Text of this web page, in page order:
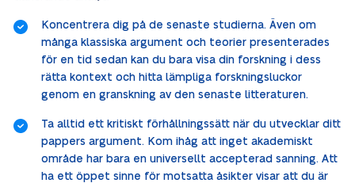
Koncentrera dig på de senaste studierna. Även om
många klassiska argument och teorier presenterades
för en tid sedan kan du bara visa din forskning i dess
rätta kontext och hitta lämpliga forskningsluckor
genom en granskning av den senaste litteraturen.
Ta alltid ett kritiskt förhållningssätt när du utvecklar ditt
pappers argument. Kom ihåg att inget akademiskt
område har bara en universellt accepterad sanning. Att
ha ett öppet sinne för motsatta åsikter visar att du är